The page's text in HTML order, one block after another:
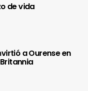
de vida
a Ourense en